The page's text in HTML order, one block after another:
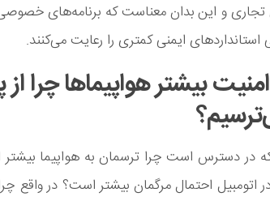
تجاری و این بدان معناست که برنامه‌های
ایمنی کمتری را رعایت می‌کنند.
بیشتر هواپیماها چرا از
در دسترس است چرا ترسمان به هواپیما بیشتر
اتومبیل احتمال مرگمان بیشتر است؟ در واقع